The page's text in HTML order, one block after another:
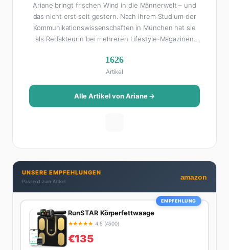
Ariane bringt frischen Wind in die Männerwelt – und
das nicht erst seit gestern. Nach ihrem Studium der
Kommunikationswissenschaften in München hat sie
als Redakteurin bei mehreren Lifestyle-Magazinen
Als Lifestyle-Redakteurin schreibt sie über alles, was
das Leben schöner macht: von Interior Design und
Reise-Tipps über Food-Trends bis hin zu
Beziehungsratgebern, die auch Männer gerne lesen.
Ihre Geheimwaffe: Sie weiß genau, was Frauen an
Brunch-Spot der Stadt. Ihre Interior-Tipps basieren
auf echter Erfahrung – ihre Wohnung wurde schon
zweimal in Design-Blogs gefeatured.
1626
Artikel
Alle Artikel von Ariane →
UNSERE EMPFEHLUNGEN
Passend zum Artikel
amazon
EMPFEHLUNG
RunSTAR Körperfettwaage
★★★★★ 4.5 (4500)
€135